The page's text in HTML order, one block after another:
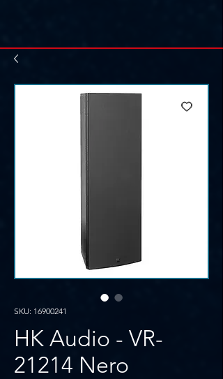
SKU: 16900241
HK Audio - VR-
21214 Nero